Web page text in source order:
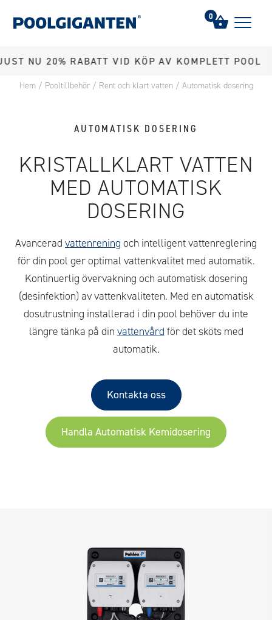
20% RABATT VID KÖP AV KOMPLETT POOL
Hem/ Pooltillbehör/ Rent och klart vatten/ Automatisk dosering
AUTOMATISK DOSERING
KRISTALLKLART VATTEN
MED AUTOMATISK
DOSERING
Avancerad vattenrening och intelligent vattenreglering
för din pool ger optimal vattenkvalitet med automatik.
Kontinuerlig övervakning och automatisk dosering
(desinfektion) av vattenkvaliteten. Med en automatisk
dosutrustning installerad i din pool behöver du inte
längre tänka på din vattenvård för det sköts med
automatik.
Kontakta oss
Handla Automatisk Kemidosering
0